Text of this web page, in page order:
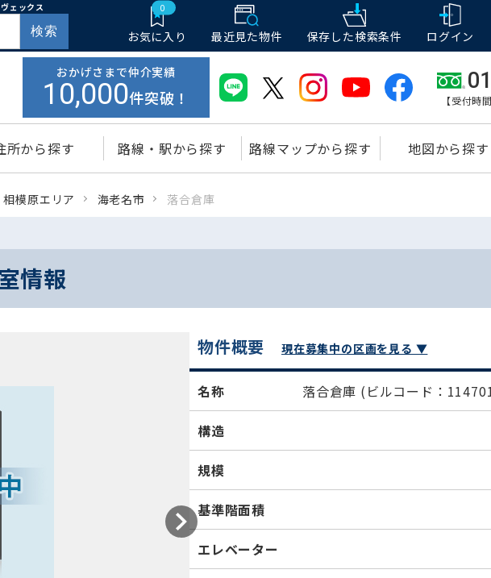
ェックス
検索
0
お気に入り 最近見た物件 保存した検索条件 ログイン
おかげさまで仲介実績
10,000件突破！ 【受付時
所から探す 路線・駅から探す 路線マップから探す 地図から探す
模原エリア 海老名市 落合倉庫
情報
物件概要 現在募集中の区画を見る ▼
名称 落合倉庫 (ビルコード：
構造
規模
基準階面積
エレベーター